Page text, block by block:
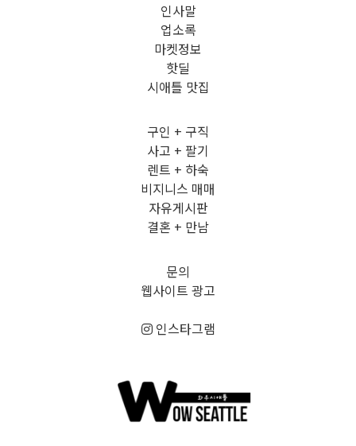
인사말
업소록
마켓정보
핫딜
시애틀 맛집
구인 + 구직
사고 + 팔기
렌트 + 하숙
비지니스 매매
자유게시판
결혼 + 만남
문의
웹사이트 광고
인스타그램